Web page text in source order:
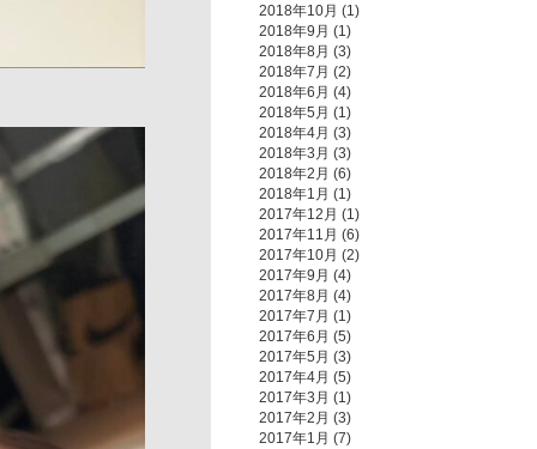
2018年10月 (1)
2018年9月 (1)
2018年8月 (3)
2018年7月 (2)
2018年6月 (4)
2018年5月 (1)
2018年4月 (3)
2018年3月 (3)
2018年2月 (6)
2018年1月 (1)
2017年12月 (1)
2017年11月 (6)
2017年10月 (2)
2017年9月 (4)
2017年8月 (4)
2017年7月 (1)
2017年6月 (5)
2017年5月 (3)
2017年4月 (5)
2017年3月 (1)
2017年2月 (3)
2017年1月 (7)